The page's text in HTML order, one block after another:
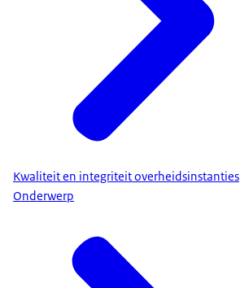
Kwaliteit en integriteit overheidsinstanties
Onderwerp